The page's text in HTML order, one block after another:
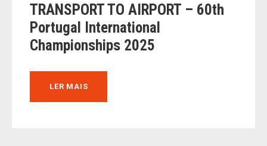
TRANSPORT TO AIRPORT – 60th
Portugal International
Championships 2025
LER MAIS